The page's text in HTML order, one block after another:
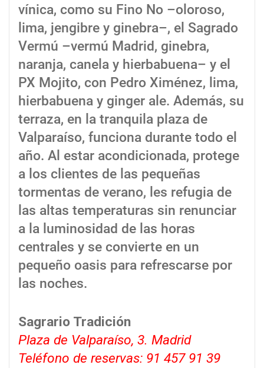
vínica, como su Fino No –oloroso,
lima, jengibre y ginebra–, el Sagrado
Vermú –vermú Madrid, ginebra,
naranja, canela y hierbabuena– y el
PX Mojito, con Pedro Ximénez, lima,
hierbabuena y ginger ale. Además, su
terraza, en la tranquila plaza de
Valparaíso, funciona durante todo el
año. Al estar acondicionada, protege
a los clientes de las pequeñas
tormentas de verano, les refugia de
las altas temperaturas sin renunciar
a la luminosidad de las horas
centrales y se convierte en un
pequeño oasis para refrescarse por
las noches.
Sagrario Tradición
Plaza de Valparaíso, 3. Madrid
Teléfono de reservas: 91 457 91 39